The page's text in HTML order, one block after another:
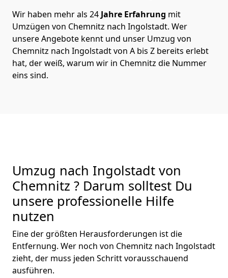
Wir haben mehr als 24 Jahre Erfahrung mit
Umzügen von Chemnitz nach Ingolstadt. Wer
unsere Angebote kennt und unser Umzug von
Chemnitz nach Ingolstadt von A bis Z bereits erlebt
hat, der weiß, warum wir in Chemnitz die Nummer
eins sind.
Umzug nach Ingolstadt von
Chemnitz ? Darum solltest Du
unsere professionelle Hilfe
nutzen
Eine der größten Herausforderungen ist die
Entfernung. Wer noch von Chemnitz nach Ingolstadt
zieht, der muss jeden Schritt vorausschauend
ausführen.